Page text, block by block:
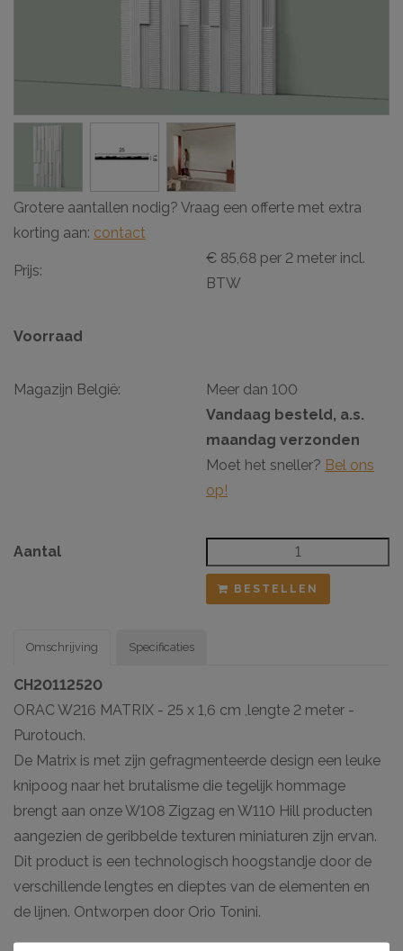
Grotere aantallen nodig? Vraag een offerte met extra
korting aan: contact
Prijs:
€ 85,68 per 2 meter incl.
BTW
Voorraad
Magazijn België:
Meer dan 100
Vandaag besteld, a.s.
maandag verzonden
Moet het sneller? Bel ons
op!
Aantal
BESTELLEN
Omschrijving
CH20112520
ORAC W216 MATRIX - 25 x 1,6 cm ,lengte 2 meter -
Purotouch.
De Matrix is met zijn gefragmenteerde design een leuke
knipoog naar het brutalisme die tegelijk hommage
brengt aan onze W108 Zigzag en W110 Hill producten
aangezien de geribbelde texturen miniaturen zijn ervan.
Dit product is een technologisch hoogstandje door de
verschillende lengtes en dieptes van de elementen en
de lijnen. Ontworpen door Orio Tonini.
Specificaties